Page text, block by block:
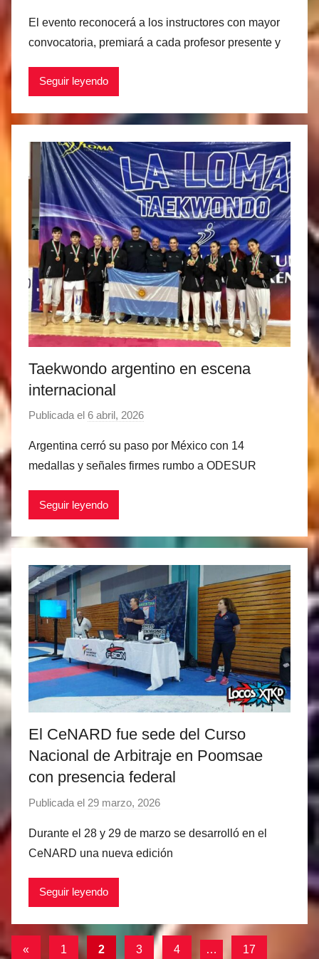
r
M
s
M
a
r
t
i
n
e
z
El evento reconocerá a los instructores con mayor
convocatoria, premiará a cada profesor presente y
Seguir leyendo
Taekwondo argentino en escena
internacional
Publicada el 6 abril, 2026
r
M
s
a
r
t
n
e
z
Argentina cerró su paso por México con 14
medallas y señales firmes rumbo a ODESUR
Seguir leyendo
El CeNARD fue sede del Curso
Nacional de Arbitraje en Poomsae
con presencia federal
Publicada el 29 marzo, 2026
r
M
a
s
Durante el 28 y 29 de marzo se desarrolló en el
CeNARD una nueva edición
Seguir leyendo
Paginación
« Entradas
1 2 3 4 … 17